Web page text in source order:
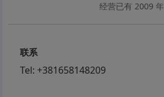
经营已有 2009 年
联系
Tel: +381658148209